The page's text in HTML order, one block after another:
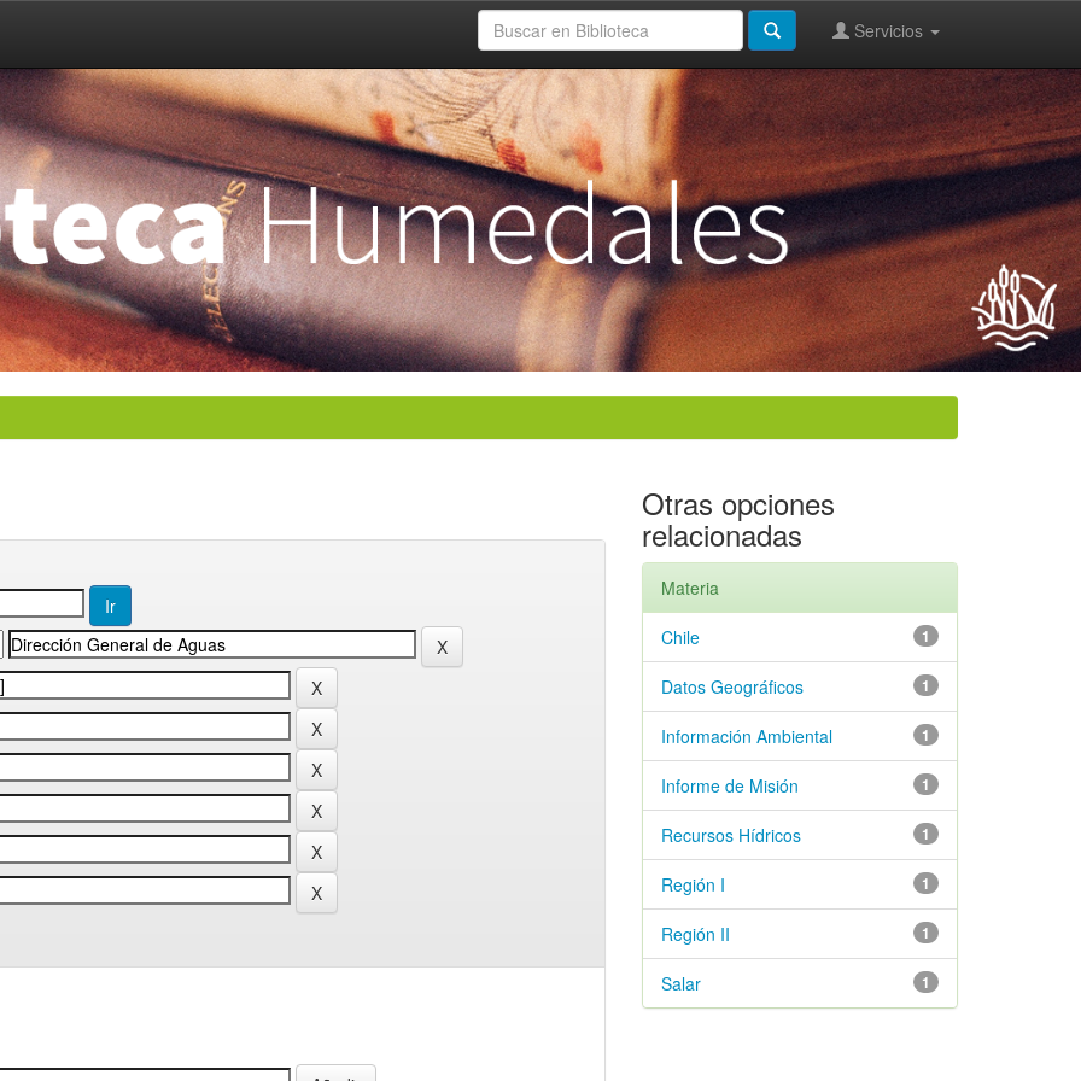
Servicios
Otras opciones
relacionadas
Materia
1
Chile
1
Datos Geográficos
1
Información Ambiental
1
Informe de Misión
1
Recursos Hídricos
1
Región I
1
Región II
1
Salar